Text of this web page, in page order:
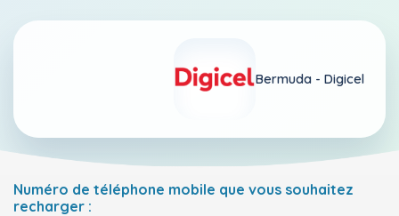
Bermuda - Digicel
Numéro de téléphone mobile que vous souhaitez
recharger :